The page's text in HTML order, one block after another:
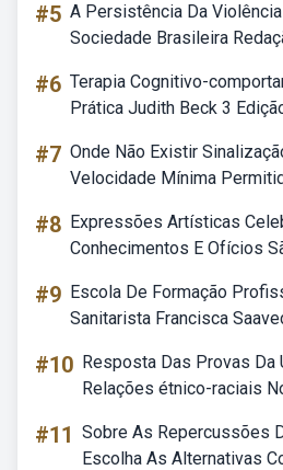
#5 A Persistência Da
Sociedade Brasileira
#6 Terapia Cognitivo-
Prática Judith Beck 3
#7 Onde Não Existir
Velocidade Mínima
#8 Expressões Artísticas
Conhecimentos E Ofícios
#9 Escola De Formação
Sanitarista Francisca
#10 Resposta Das Provas Da
Relações étnico-raciais
#11 Sobre As Repercussões
Escolha As Alternativas